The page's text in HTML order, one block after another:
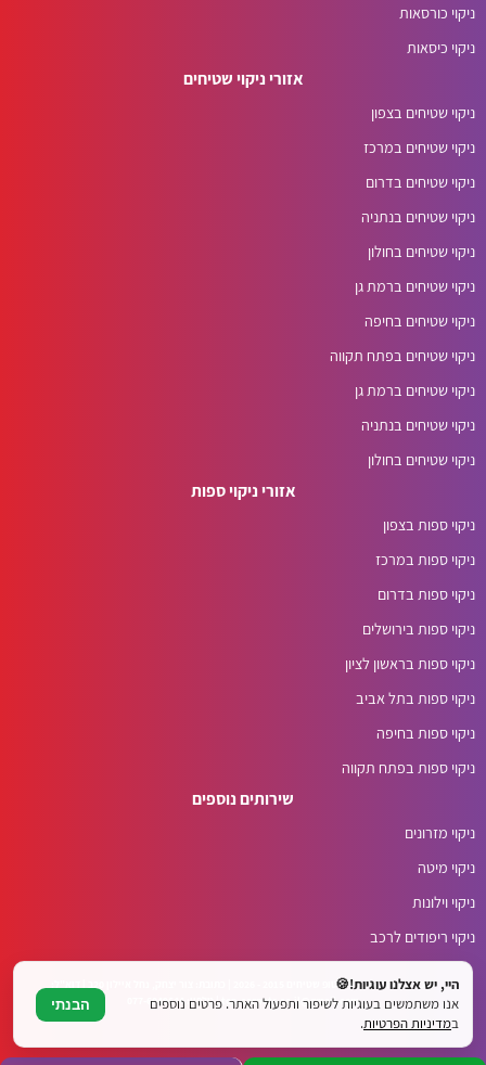
ניקוי כורסאות
ניקוי כיסאות
אזורי ניקוי שטיחים
ניקוי שטיחים בצפון
ניקוי שטיחים במרכז
ניקוי שטיחים בדרום
ניקוי שטיחים בנתניה
ניקוי שטיחים בחולון
ניקוי שטיחים ברמת גן
ניקוי שטיחים בחיפה
ניקוי שטיחים בפתח תקווה
ניקוי שטיחים ברמת גן
ניקוי שטיחים בנתניה
ניקוי שטיחים בחולון
אזורי ניקוי ספות
ניקוי ספות בצפון
ניקוי ספות במרכז
ניקוי ספות בדרום
ניקוי ספות בירושלים
ניקוי ספות בראשון לציון
ניקוי ספות בתל אביב
ניקוי ספות בחיפה
ניקוי ספות בפתח תקווה
שירותים נוספים
ניקוי מזרונים
ניקוי מיטה
ניקוי וילונות
ניקוי ריפודים לרכב
top.carpets.co.il@gmail.com | טלפון: 077-6049644
היי, יש אצלנו עוגיות!🍪
אנו משתמשים בעוגיות לשיפור ותפעול האתר. פרטים נוספים
במדיניות הפרטיות.
הבנתי